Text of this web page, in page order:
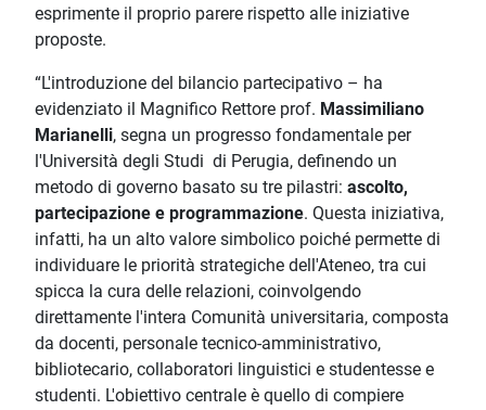
esprimente il proprio parere rispetto alle iniziative
proposte.
“L'introduzione del bilancio partecipativo – ha
evidenziato il Magnifico Rettore prof. Massimiliano
Marianelli, segna un progresso fondamentale per
l'Università degli Studi di Perugia, definendo un
metodo di governo basato su tre pilastri: ascolto,
partecipazione e programmazione. Questa iniziativa,
infatti, ha un alto valore simbolico poiché permette di
individuare le priorità strategiche dell'Ateneo, tra cui
spicca la cura delle relazioni, coinvolgendo
direttamente l'intera Comunità universitaria, composta
da docenti, personale tecnico-amministrativo,
bibliotecario, collaboratori linguistici e studentesse e
studenti. L'obiettivo centrale è quello di compiere